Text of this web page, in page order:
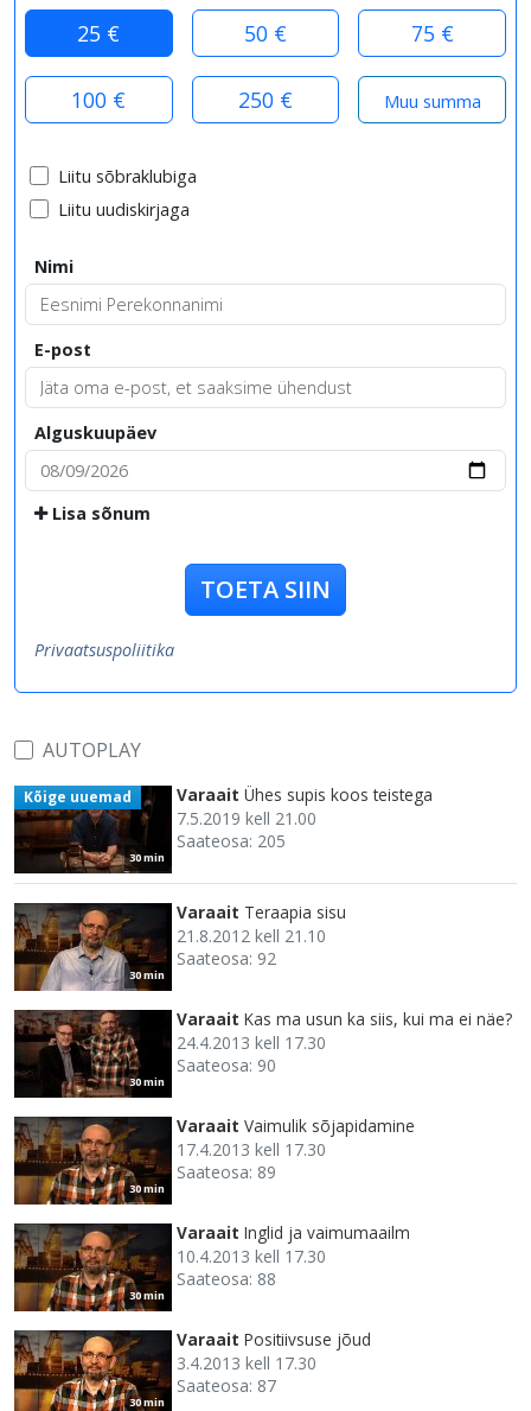
25 € 50 € 75 €
100 € 250 €
Liitu sõbraklubiga
Liitu uudiskirjaga
Nimi
E-post
Alguskuupäev
Lisa sõnum
TOETA SIIN
Privaatsuspoliitika
AUTOPLAY
30 min
Kõige uuemad Varaait Ühes supis koos teistega
7.5.2019 kell 21.00
Saateosa: 205
30 min
Varaait Teraapia sisu
21.8.2012 kell 21.10
Saateosa: 92
30 min
Varaait Kas ma usun ka siis, kui ma ei näe?
24.4.2013 kell 17.30
Saateosa: 90
30 min
Varaait Vaimulik sõjapidamine
17.4.2013 kell 17.30
Saateosa: 89
30 min
Varaait Inglid ja vaimumaailm
10.4.2013 kell 17.30
Saateosa: 88
30 min
Varaait Positiivsuse jõud
3.4.2013 kell 17.30
Saateosa: 87